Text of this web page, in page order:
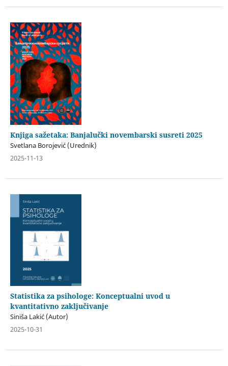
Knjiga sažetaka: Banjalučki novembarski susreti 2025
Svetlana Borojević (Urednik)
2025-11-13
Statistika za psihologe: Konceptualni uvod u
kvantitativno zaključivanje
Siniša Lakić (Autor)
2025-10-31